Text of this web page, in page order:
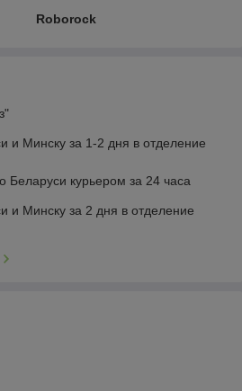
Roborock
и Минску за 1-2 дня в отделение
Беларуси курьером за 24 часа
и Минску за 2 дня в отделение